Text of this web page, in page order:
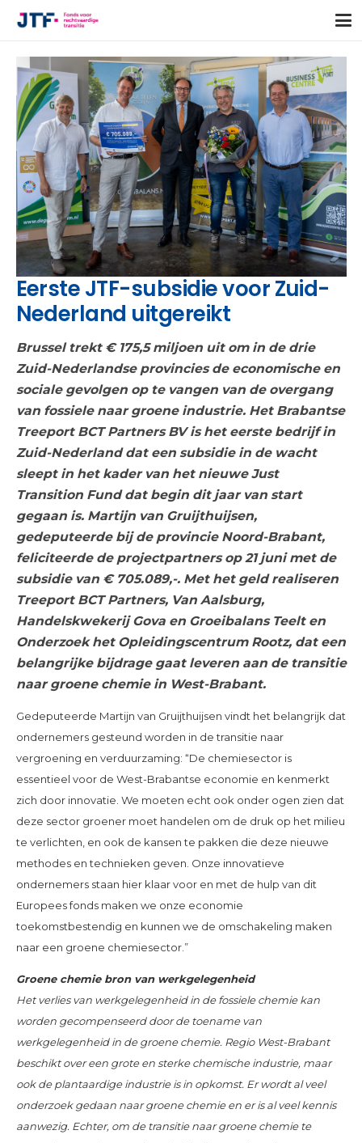
Eerste JTF-subsidie voor Zuid-
Nederland uitgereikt
Brussel trekt € 175,5 miljoen uit om in de drie
Zuid-Nederlandse provincies de economische en
sociale gevolgen op te vangen van de overgang
van fossiele naar groene industrie. Het Brabantse
Treeport BCT Partners BV is het eerste bedrijf in
Zuid-Nederland dat een subsidie in de wacht
sleept in het kader van het nieuwe Just
Transition Fund dat begin dit jaar van start
gegaan is. Martijn van Gruijthuijsen,
gedeputeerde bij de provincie Noord-Brabant,
feliciteerde de projectpartners op 21 juni met de
subsidie van € 705.089,-. Met het geld realiseren
Treeport BCT Partners, Van Aalsburg,
Handelskwekerij Gova en Groeibalans Teelt en
Onderzoek het Opleidingscentrum Rootz, dat een
belangrijke bijdrage gaat leveren aan de transitie
naar groene chemie in West-Brabant.
Gedeputeerde Martijn van Gruijthuijsen vindt het belangrijk dat
ondernemers gesteund worden in de transitie naar
vergroening en verduurzaming: “De chemiesector is
essentieel voor de West-Brabantse economie en kenmerkt
zich door innovatie. We moeten echt ook onder ogen zien dat
deze sector groener moet handelen om de druk op het milieu
te verlichten, en ook de kansen te pakken die deze nieuwe
methodes en technieken geven. Onze innovatieve
ondernemers staan hier klaar voor en met de hulp van dit
Europees fonds maken we onze economie
toekomstbestendig en kunnen we de omschakeling maken
naar een groene chemiesector.”
Groene chemie bron van werkgelegenheid
Het verlies van werkgelegenheid in de fossiele chemie kan
worden gecompenseerd door de toename van
werkgelegenheid in de groene chemie. Regio West-Brabant
beschikt over een grote en sterke chemische industrie, maar
ook de plantaardige industrie is in opkomst. Er wordt al veel
onderzoek gedaan naar groene chemie en er is al veel kennis
aanwezig. Echter, om de transitie naar groene chemie te